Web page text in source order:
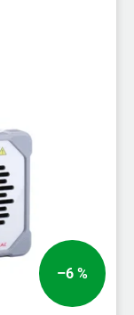
–6 %